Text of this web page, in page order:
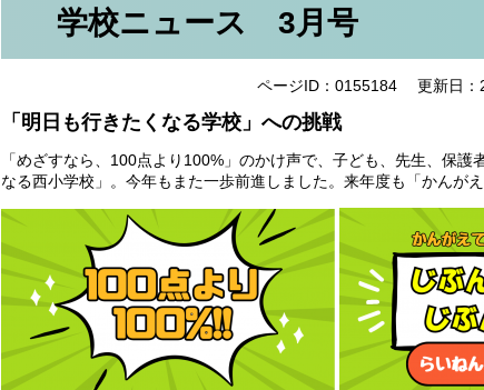
学校ニュース 3月号
ページID：0155184 更新日
「明日も行きたくなる学校」への挑戦
「めざすなら、100点より100%」のかけ声で、子ども、先生、保
なる西小学校」。今年もまた一歩前進しました。来年度も「かんが